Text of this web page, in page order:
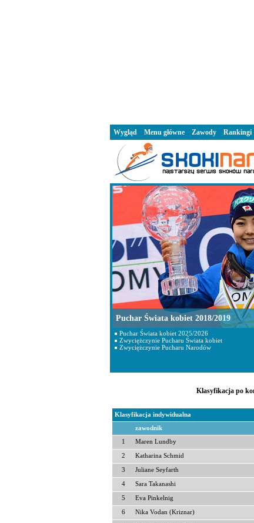
Klasyfikacja po
Klasyfikacja indywidualna
zawodnik
1 Maren Lundby
2 Katharina Schmid
3 Juliane Seyfarth
4 Sara Takanashi
5 Eva Pinkelnig
6 Nika Vodan (Kriznar)
Puchar Świata kobiet 2018/2019
Puchar Świata kobiet 2025/2026
Zwyciężczynie Pucharu Świata kobiet
Zwyciężczynie Pucharu Narodów
Wygląd Menu główne Zawody Rankingi